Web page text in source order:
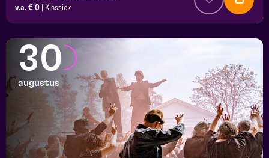
v.a. € 0
Klassiek
30
augustus